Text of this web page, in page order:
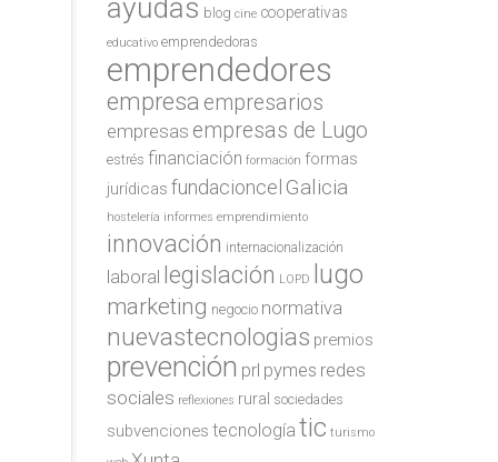
ayudas blog cine cooperativas
educativo emprendedoras
emprendedores
empresa empresarios
empresas empresas de Lugo
estrés financiación formación formas
jurídicas fundacioncel Galicia
hostelería informes emprendimiento
innovación internacionalización
laboral legislación LOPD lugo
marketing negocio normativa
nuevastecnologias premios
prevención prl pymes redes
sociales reflexiones rural sociedades
subvenciones tecnología tic turismo